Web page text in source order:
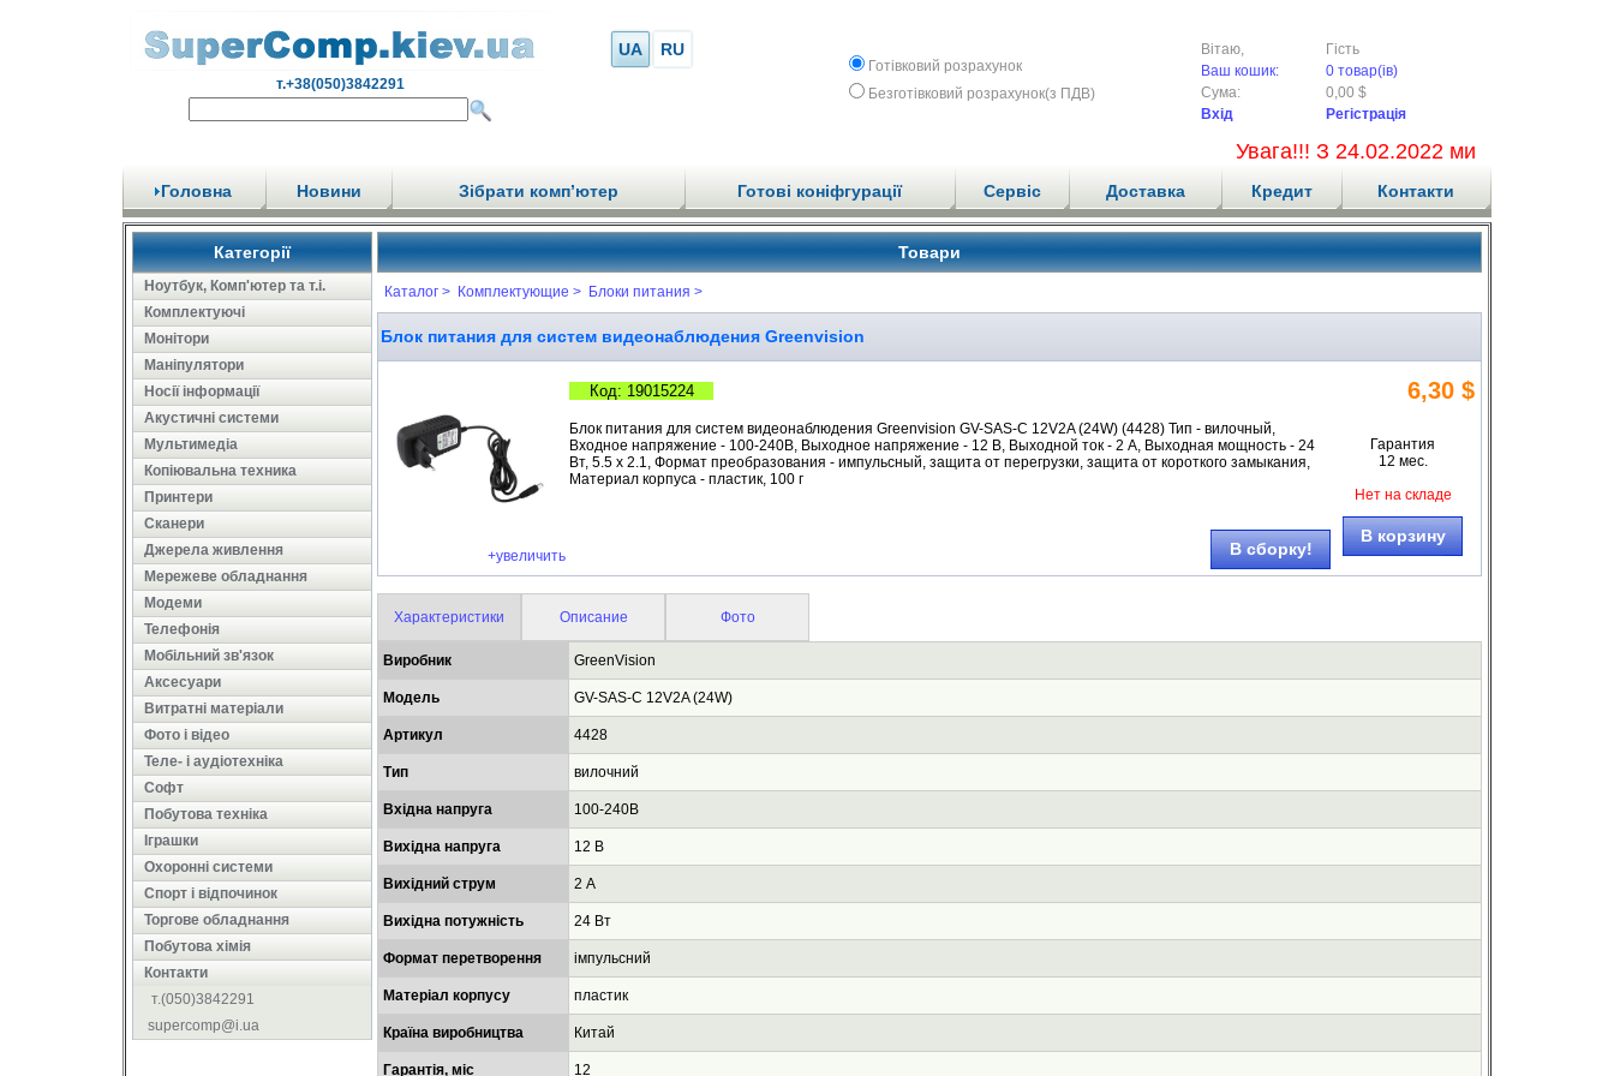
т.+38(050)3842291
UA RU
Готівковий розрахунок
Безготівковий розрахунок(з ПДВ)
Вітаю,
Гість
Ваш кошик:
0 товар(ів)
Сума:
0,00 $
Вхід
Регістрація
Увага!!! З 24.02.2022 ми не
Головна Новини Зібрати комп’ютер Готові коніфгурації Сервіс Доставка Кредит Контакти
Категорії
Ноутбук, Комп'ютер та т.і.
Комплектуючі
Монітори
Маніпулятори
Носії інформації
Акустичні системи
Мультимедіа
Копіювальна техника
Принтери
Сканери
Джерела живлення
Мережеве обладнання
Модеми
Телефонія
Мобільний зв'язок
Аксесуари
Витратні матеріали
Фото і відео
Теле- і аудіотехніка
Софт
Побутова техніка
Іграшки
Охоронні системи
Cпорт і відпочинок
Торгове обладнання
Побутова хімія
Контакти
т.(050)3842291
supercomp@i.ua
Товари
Каталог > Комплектующие > Блоки питания >
Блок питания для систем видеонаблюдения Greenvision
+увеличить
Код: 19015224 6,30 $
Блок питания для систем видеонаблюдения Greenvision GV-SAS-C 12V2A (24W) (4428) Тип - вилочный,
Входное напряжение - 100-240В, Выходное напряжение - 12 В, Выходной ток - 2 А, Выходная мощность - 24
Вт, 5.5 х 2.1, Формат преобразования - импульсный, защита от перегрузки, защита от короткого замыкания,
Материал корпуса - пластик, 100 г
В сборку!
Гарантия
12 мес.
Нет на складе
В корзину
Характеристики Описание Фото
Виробник GreenVision
Модель GV-SAS-C 12V2A (24W)
Артикул 4428
Тип вилочний
Вхідна напруга 100-240В
Вихідна напруга 12 В
Вихідний струм 2 А
Вихідна потужність 24 Вт
Формат перетворення імпульсний
Матеріал корпусу пластик
Країна виробництва Китай
Гарантія, міс 12